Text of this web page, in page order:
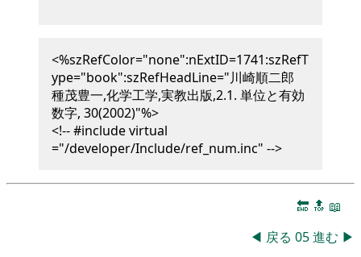
<%szRefColor="none":nExtID=1741:szRefT
ype="book":szRefHeadLine="川崎順二郎
種茂豊一,化学工学,実教出版,2.1. 単位と有効
数字, 30(2002)"%>
<!-- #include virtual
="/developer/Include/ref_num.inc" -->
🔚 🔝 📖
◀ 戻る 05進む ▶